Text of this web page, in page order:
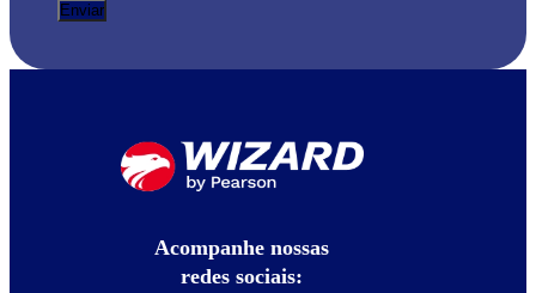
Acompanhe nossas
redes sociais: